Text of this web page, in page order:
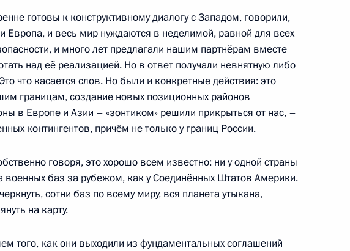
четверг
развитию
Московская область, Ново-Огарёво
5
четверг
дискуссионного клуба «Валдай»
Московская область
готовы к конструктивному диалогу с Западом, говорили,
Европа, и весь мир нуждаются в неделимой, равной для всех
и много лет предлагали нашим партнёрам вместе
над её реализацией. Но в ответ получали невнятную либо
что касается слов. Но были и конкретные действия: это
границам, создание новых позиционных районов
в Европе и Азии – «зонтиком» решили прикрыться от нас, –
контингентов, причём не только у границ России.
говоря, это хорошо всем известно: ни у одной страны
военных баз за рубежом, как у Соединённых Штатов Америки.
сотни баз по всему миру, вся планета утыкана,
на карту.
того, как они выходили из фундаментальных соглашений